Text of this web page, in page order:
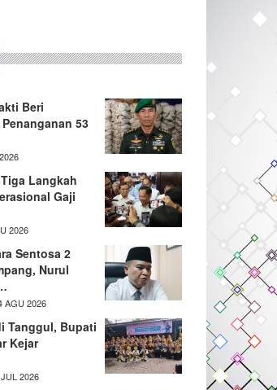
Beri
53
Langkah
Gaji
2026
Sentosa 2
Nurul
AGU 2026
Tanggul, Bupati
Kejar
2026